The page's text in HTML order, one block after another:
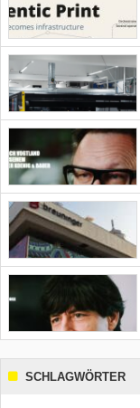
SCHLAGWÖRTER